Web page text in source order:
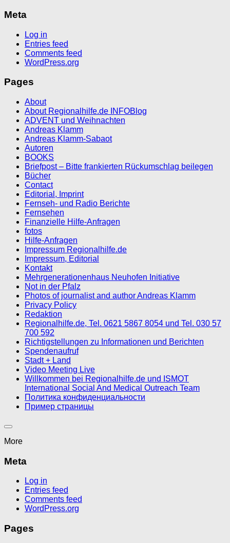
Meta
Log in
Entries feed
Comments feed
WordPress.org
Pages
About
About Regionalhilfe.de INFOBlog
ADVENT und Weihnachten
Andreas Klamm
Andreas Klamm-Sabaot
Autoren
BOOKS
Briefpost – Bitte frankierten Rückumschlag beilegen
Bücher
Contact
Editorial, Imprint
Fernseh- und Radio Berichte
Fernsehen
Finanzielle Hilfe-Anfragen
fotos
Hilfe-Anfragen
Impressum Regionalhilfe.de
Impressum, Editorial
Kontakt
Mehrgenerationenhaus Neuhofen Initiative
Not in der Pfalz
Photos of journalist and author Andreas Klamm
Privacy Policy
Redaktion
Regionalhilfe.de, Tel. 0621 5867 8054 und Tel. 030 57
700 592
Richtigstellungen zu Informationen und Berichten
Spendenaufruf
Stadt + Land
Video Meeting Live
Willkommen bei Regionalhilfe.de und ISMOT
International Social And Medical Outreach Team
Политика конфиденциальности
Пример страницы
More
Meta
Log in
Entries feed
Comments feed
WordPress.org
Pages